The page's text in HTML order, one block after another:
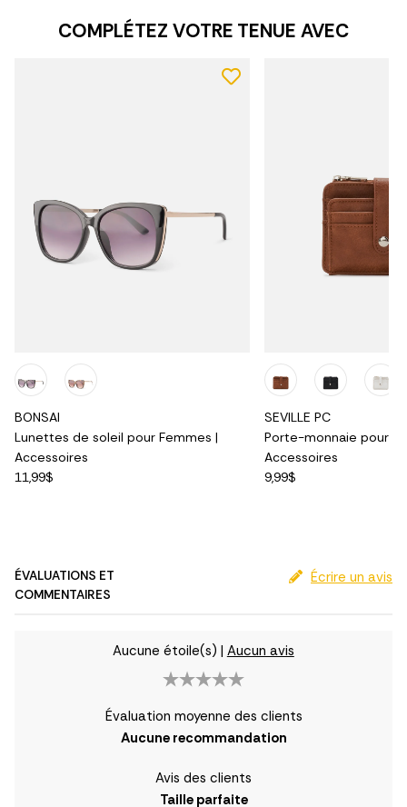
COMPLÉTEZ VOTRE TENUE AVEC
BONSAI
Lunettes de soleil pour Femmes |
Accessoires
11,99$
SEVILLE PC
Porte-monnaie pour
Accessoires
9,99$
ÉVALUATIONS ET
COMMENTAIRES
Écrire un avis
Aucune étoile(s) | Aucun avis
Évaluation moyenne des clients
Aucune recommandation
Avis des clients
Taille parfaite